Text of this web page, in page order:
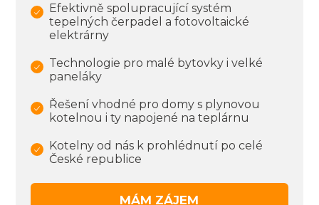
Efektivně spolupracující systém
tepelných čerpadel a fotovoltaické
elektrárny
Technologie pro malé bytovky i velké
paneláky
Řešení vhodné pro domy s plynovou
kotelnou i ty napojené na teplárnu
Kotelny od nás k prohlédnutípo celé
České republice
MÁM ZÁJEM